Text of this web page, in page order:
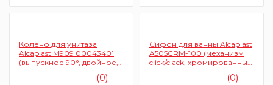
Колено для унитаза
Alcaplast M909 00043401
(выпускное 90°, двойное,
(0)
Сифон для ванны Alcaplast
A505CRM-100 (механизм
click/clack, хромированный
(0)